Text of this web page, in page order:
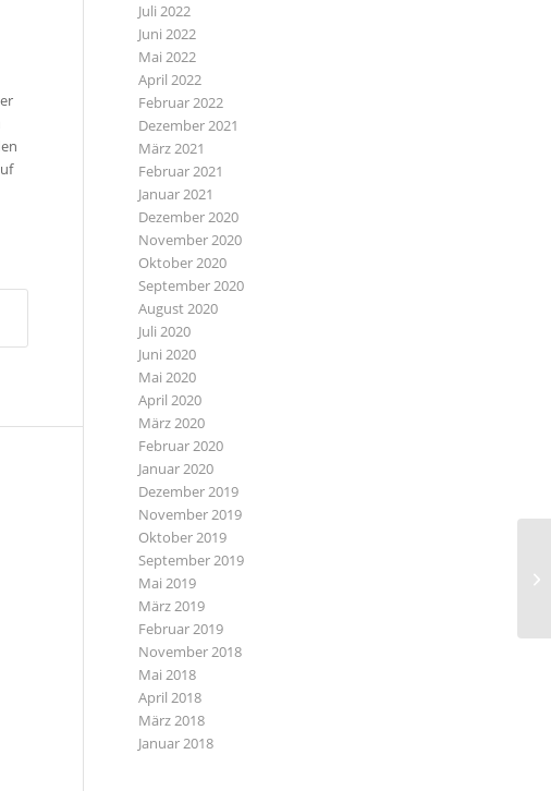
Juli 2022
Juni 2022
Mai 2022
April 2022
Februar 2022
Dezember 2021
März 2021
Februar 2021
Januar 2021
Dezember 2020
November 2020
Oktober 2020
September 2020
August 2020
Juli 2020
Juni 2020
Mai 2020
April 2020
März 2020
Februar 2020
Januar 2020
Dezember 2019
November 2019
Oktober 2019
September 2019
Mai 2019
März 2019
Februar 2019
November 2018
Mai 2018
April 2018
März 2018
Januar 2018